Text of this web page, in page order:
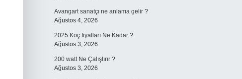
Avangart sanatçı ne anlama gelir ?
Ağustos 4, 2026
2025 Koç fiyatları Ne Kadar ?
Ağustos 3, 2026
200 watt Ne Çalıştırır ?
Ağustos 3, 2026